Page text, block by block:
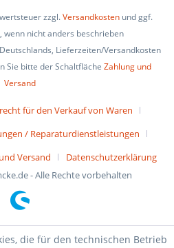
zzgl.Versandkosten und ggf.
wenn nicht anders beschrieben
Lieferzeiten/Versandkosten
Sie bitte der Schaltfläche Zahlung und
Versand
für den Verkauf von Waren
/ Reparaturdienstleistungen
Versand
Datenschutzerklärung
- Alle Rechte vorbehalten
die für den technischen Betrieb